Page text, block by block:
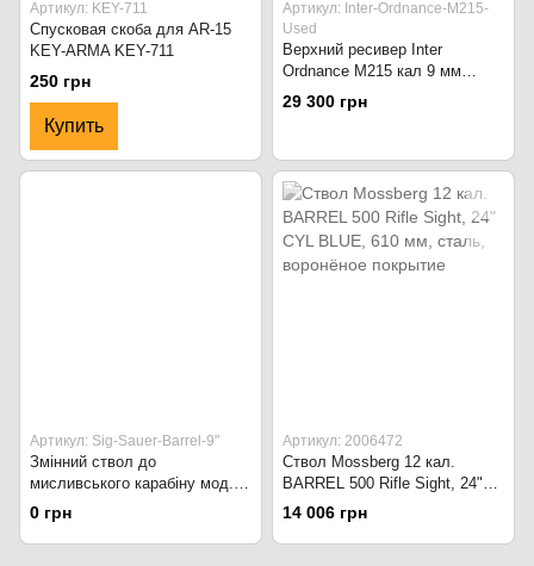
Артикул: KEY-711
Спусковая скоба для AR-15
KEY-ARMA KEY-711
250 грн
Купить
Артикул: Inter-Ordnance-M215-
Used
Верхний ресивер Inter
Ordnance M215 кал 9 мм
(9х21)
29 300 грн
Артикул: Sig-Sauer-Barrel-9"
Змінний ствол до
мисливського карабіну мод.
SIG MCX кал.300BLK 9".
Black
0 грн
Артикул: 2006472
Ствол Mossberg 12 кал.
BARREL 500 Rifle Sight, 24"
CYL BLUE, 610 мм, сталь,
воронёное покрытие
14 006 грн